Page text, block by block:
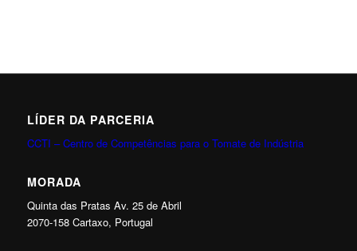
LÍDER DA PARCERIA
CCTI – Centro de Competências para o Tomate de Indústria
MORADA
Quinta das Pratas Av. 25 de Abril
2070-158 Cartaxo, Portugal